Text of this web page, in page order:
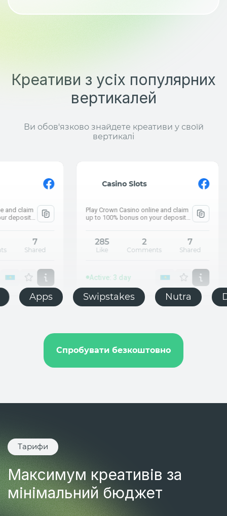
Креативи з усіх популярних
вертикалей
Ви обов'язково знайдете креативи у своїй
вертикалі
Casino Slots
Play Crown Casino online and claim
up to 100% bonus on your deposit
and claim up to 100% bonus on your
285
Like Shared
Active: 3 day
⚡ What are the
Push.house
Push.house
Swipstakes
Apps
E-commerce
Спробувати безкоштовно
Тарифи
Максимум креативів за
мінімальний бюджет